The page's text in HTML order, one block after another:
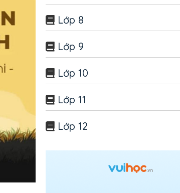
Lớp 8
Lớp 9
Lớp 10
Lớp 11
Lớp 12